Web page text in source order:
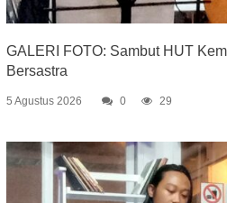
GALERI FOTO: Sambut HUT
Bersastra
5 Agustus 2026 0 29